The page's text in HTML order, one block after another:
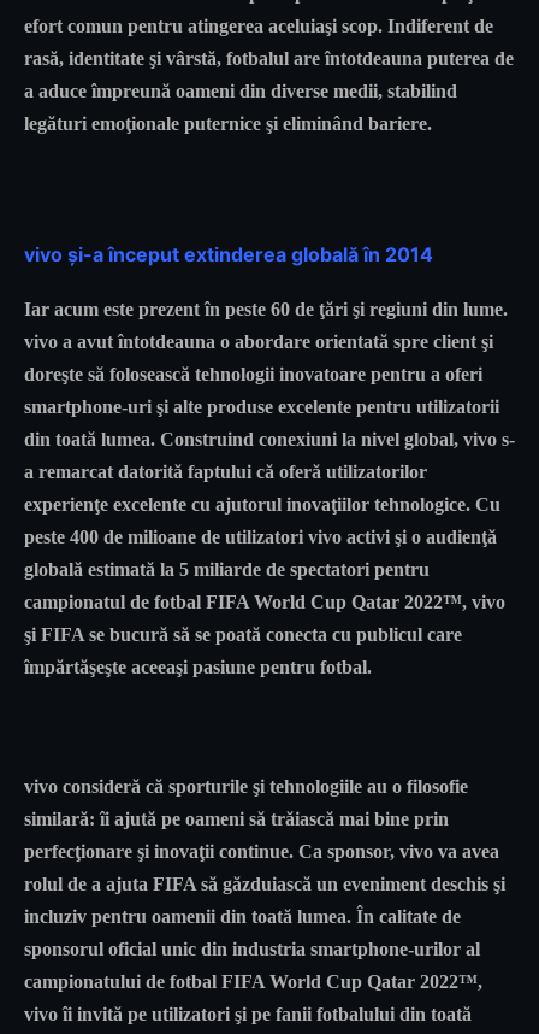
efort comun pentru atingerea aceluiaşi scop. Indiferent de
rasă, identitate şi vârstă, fotbalul are întotdeauna puterea de
a aduce împreună oameni din diverse medii, stabilind
legături emoţionale puternice şi eliminând bariere.
vivo şi-a început extinderea globală în 2014
Iar acum este prezent în peste 60 de ţări şi regiuni din lume.
vivo a avut întotdeauna o abordare orientată spre client şi
doreşte să folosească tehnologii inovatoare pentru a oferi
smartphone-uri şi alte produse excelente pentru utilizatorii
din toată lumea. Construind conexiuni la nivel global, vivo s-
a remarcat datorită faptului că oferă utilizatorilor
experienţe excelente cu ajutorul inovaţiilor tehnologice. Cu
peste 400 de milioane de utilizatori vivo activi şi o audienţă
globală estimată la 5 miliarde de spectatori pentru
campionatul de fotbal FIFA World Cup Qatar 2022™, vivo
şi FIFA se bucură să se poată conecta cu publicul care
împărtăşeşte aceeaşi pasiune pentru fotbal.
vivo consideră că sporturile şi tehnologiile au o filosofie
similară: îi ajută pe oameni să trăiască mai bine prin
perfecţionare şi inovaţii continue. Ca sponsor, vivo va avea
rolul de a ajuta FIFA să găzduiască un eveniment deschis şi
incluziv pentru oamenii din toată lumea. În calitate de
sponsorul oficial unic din industria smartphone-urilor al
campionatului de fotbal FIFA World Cup Qatar 2022™,
vivo îi invită pe utilizatori şi pe fanii fotbalului din toată